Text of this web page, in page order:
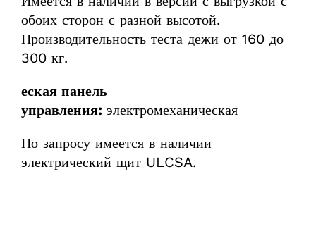
обоих сторон с разной высотой.
Производительность теста дежи от 160 до
300 кг.
еская панель
управления: электромеханическая
По запросу имеется в наличии
электрический щит ULCSA.